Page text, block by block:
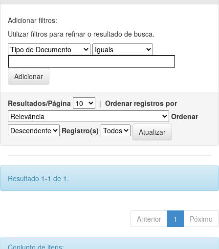
Adicionar filtros:
Utilizar filtros para refinar o resultado de busca.
Resultados/Página | Ordenar registros por
Ordenar
Registro(s)
Resultado 1-1 de 1.
Anterior 1 Póximo
Conjunto de itens: